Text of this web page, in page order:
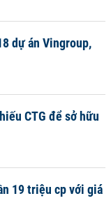
dự án Vingroup,
CTG để sở hữu
19 triệu cp với giá